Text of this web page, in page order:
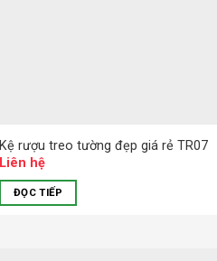
Kệ rượu treo tường đẹp giá rẻ TR07
Liên hệ
ĐỌC TIẾP